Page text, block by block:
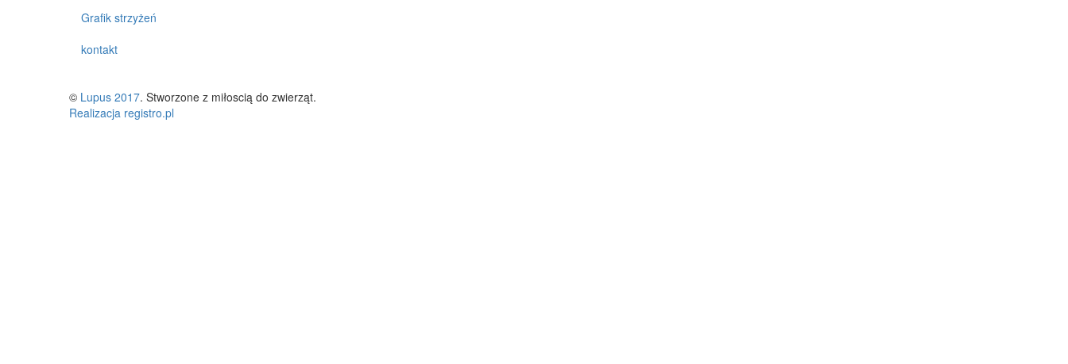
Grafik strzyżeń
kontakt
© Lupus 2017. Stworzone z miłoscią do zwierząt.
Realizacja registro.pl